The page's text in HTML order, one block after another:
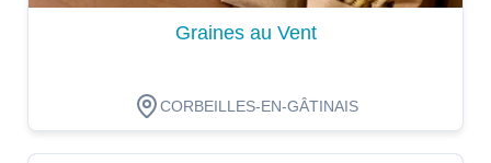
Graines au Vent
CORBEILLES-EN-GÂTINAIS